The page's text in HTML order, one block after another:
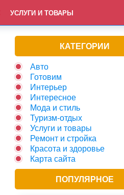
УСЛУГИ И ТОВАРЫ
КАТЕГОРИИ
Авто
Готовим
Интерьер
Интересное
Мода и стиль
Туризм-отдых
Услуги и товары
Ремонт и стройка
Красота и здоровье
Карта сайта
ПОПУЛЯРНОЕ